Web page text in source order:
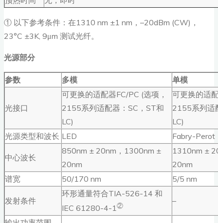
① 以下参考条件：在1310 nm ±1 nm，–20dBm (CW)，
23°C ±3K, 9μm 测试光纤。
光源部分
参数 多模 单模
光接口
可更换的适配器FC/PC (选项，
2155系列适配器：SC，ST和
LC)
可更换的适
2155系列适
LC)
光源类型和波长 LED Fabry-Perot
中心波长
850nm ± 20nm，1300nm ±
20nm
1310nm ±
20nm
谱宽
50/170 nm 5/5 nm
发射条件
环形通量符合TIA-526-14 和
IEC 61280-4-1② –